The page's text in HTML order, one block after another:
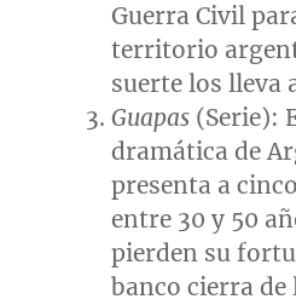
Guerra Civil
territorio
suerte los lleva
Guapas (Serie):
dramática de
presenta a
entre 30 y 50
pierden su
banco cierra de